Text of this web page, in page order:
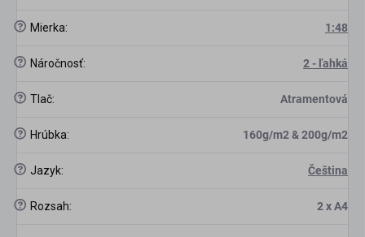
? Mierka: 1:48
? Náročnosť: 2 - ľahká
? Tlač: Atramentová
? Hrúbka: 160g/m2 & 200g/m2
? Jazyk: Čeština
? Rozsah: 2 x A4